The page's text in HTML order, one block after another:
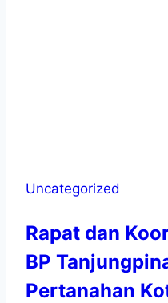
Uncategorized
Rapat dan
BP
Pertanahan